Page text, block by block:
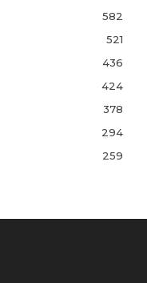
582
521
436
424
378
294
259